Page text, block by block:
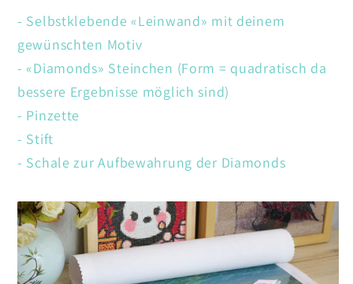
- Selbstklebende «Leinwand» mit deinem
gewünschten Motiv
- «Diamonds» Steinchen (Form = quadratisch da
bessere Ergebnisse möglich sind)
- Pinzette
- Stift
- Schale zur Aufbewahrung der Diamonds